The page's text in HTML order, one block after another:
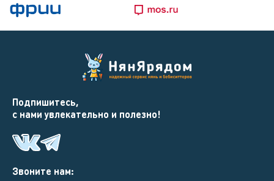
Звоните нам:
Подпишитесь,
с нами увлекательно и полезно!